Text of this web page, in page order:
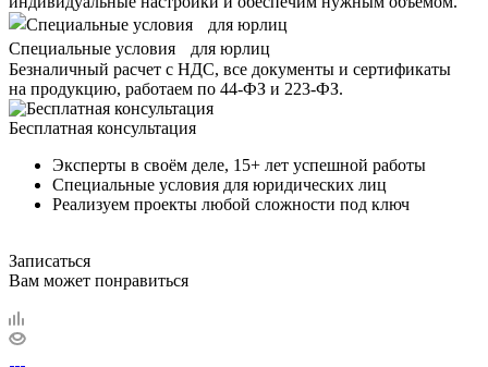
Специальные условия для юрлиц
Безналичный расчет с НДС, все документы и сертификаты
на продукцию, работаем по 44-ФЗ и 223-ФЗ.
Бесплатная консультация
Эксперты в своём деле, 15+ лет успешной работы
Специальные условия для юридических лиц
Реализуем проекты любой сложности под ключ
Записаться
Вам может понравиться